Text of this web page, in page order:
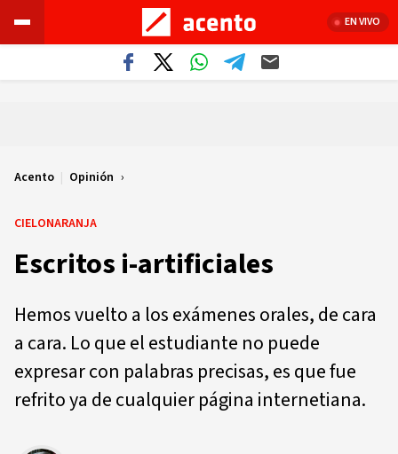
EN VIVO
Acento | Opinión
CIELONARANJA
Escritos i-artificiales
Hemos vuelto a los exámenes orales, de cara
a cara. Lo que el estudiante no puede
expresar con palabras precisas, es que fue
refrito ya de cualquier página internetiana.